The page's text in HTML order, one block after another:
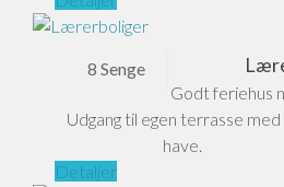
8 Senge
Godt feriehus
Udgang til egen terrasse
have.
Detaljer